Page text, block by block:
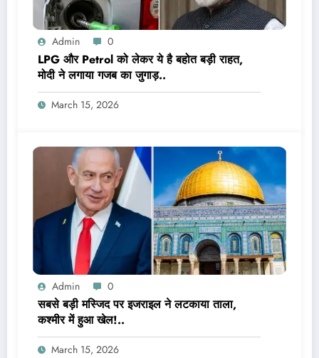
Admin 0
LPG और Petrol को लेकर ये है बहोत बड़ी राहत,
मोदी ने लगाया गजब का जुगाड़..
March 15, 2026
Admin 0
सबसे बड़ी मस्जिद पर इजराइल ने लटकाया ताला,
कश्मीर में हुआ खेल!..
March 15, 2026